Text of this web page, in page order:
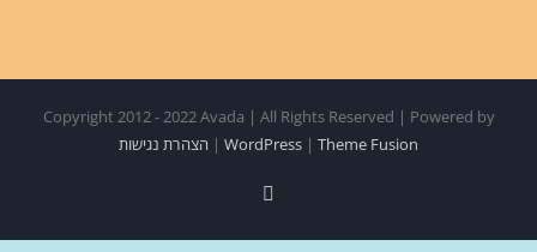
Copyright 2012 - 2022 Avada | All Rights Reserved | Powered by
WordPress | Theme Fusion
| הצהרת נגישות